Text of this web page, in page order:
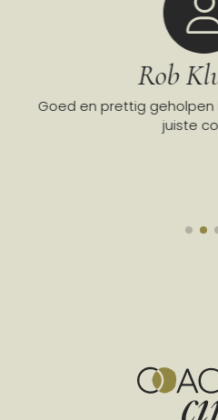
Rob
Goed en prettig
juiste